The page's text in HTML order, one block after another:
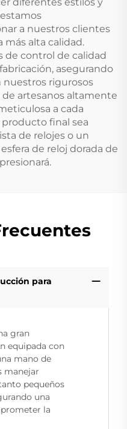
a nuestros clientes
más alta calidad.
de control de calidad
asegurando
nuestros rigurosos
artesanos altamente
a cada
final sea
de relojes o un
de reloj dorada de
para
gran
equipada con
mano de
manejar
pequeños
una
la